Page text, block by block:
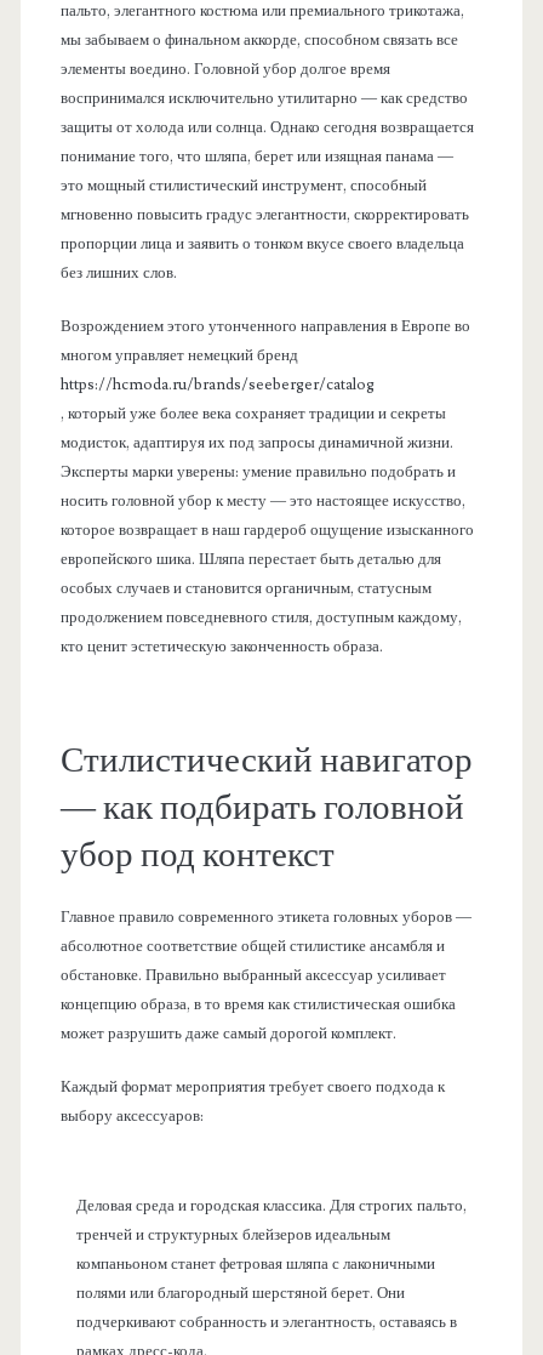
пальто, элегантного костюма или премиального трикотажа,
мы забываем о финальном аккорде, способном связать все
элементы воедино. Головной убор долгое время
воспринимался исключительно утилитарно — как средство
защиты от холода или солнца. Однако сегодня возвращается
понимание того, что шляпа, берет или изящная панама —
это мощный стилистический инструмент, способный
мгновенно повысить градус элегантности, скорректировать
пропорции лица и заявить о тонком вкусе своего владельца
без лишних слов.
Возрождением этого утонченного направления в Европе во
многом управляет немецкий бренд
https://hcmoda.ru/brands/seeberger/catalog
, который уже более века сохраняет традиции и секреты
модисток, адаптируя их под запросы динамичной жизни.
Эксперты марки уверены: умение правильно подобрать и
носить головной убор к месту — это настоящее искусство,
которое возвращает в наш гардероб ощущение изысканного
европейского шика. Шляпа перестает быть деталью для
особых случаев и становится органичным, статусным
продолжением повседневного стиля, доступным каждому,
кто ценит эстетическую законченность образа.
Стилистический навигатор
— как подбирать головной
убор под контекст
Главное правило современного этикета головных уборов —
абсолютное соответствие общей стилистике ансамбля и
обстановке. Правильно выбранный аксессуар усиливает
концепцию образа, в то время как стилистическая ошибка
может разрушить даже самый дорогой комплект.
Каждый формат мероприятия требует своего подхода к
выбору аксессуаров:
Деловая среда и городская классика. Для строгих пальто,
тренчей и структурных блейзеров идеальным
компаньоном станет фетровая шляпа с лаконичными
полями или благородный шерстяной берет. Они
подчеркивают собранность и элегантность, оставаясь в
рамках дресс-кода.